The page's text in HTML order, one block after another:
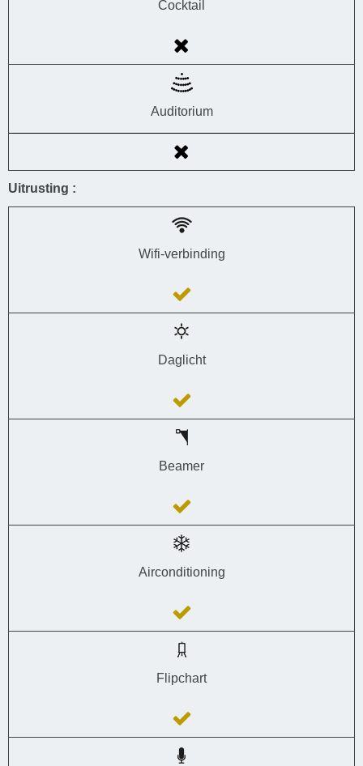
Cocktail
Auditorium
Uitrusting :
Wifi-verbinding
Daglicht
Beamer
Airconditioning
Flipchart